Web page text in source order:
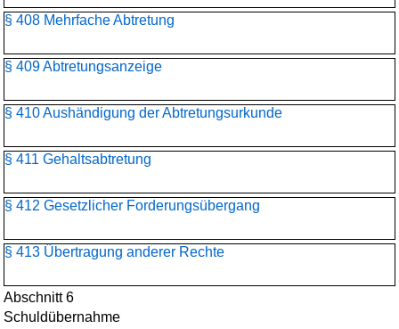
§ 408 Mehrfache Abtretung
§ 409 Abtretungsanzeige
§ 410 Aushändigung der Abtretungsurkunde
§ 411 Gehaltsabtretung
§ 412 Gesetzlicher Forderungsübergang
§ 413 Übertragung anderer Rechte
Abschnitt 6
Schuldübernahme